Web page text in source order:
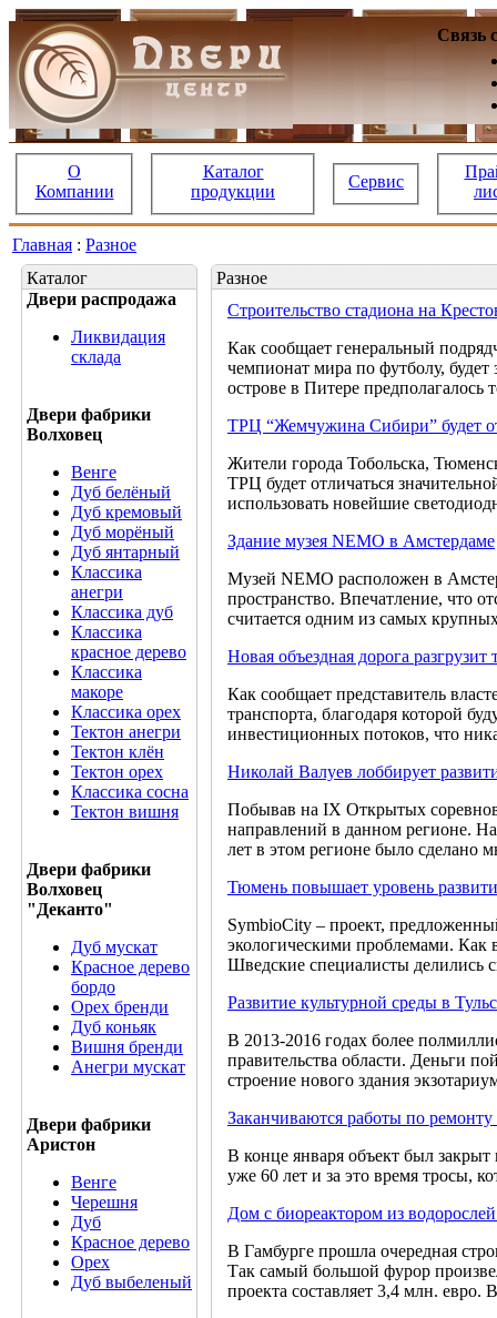
Связь
О
Компании
Каталог
продукции
Сервис
Главная : Разное
Каталог
Двери распродажа
Ликвидация
склада
Двери фабрики
Волховец
Венге
Дуб белёный
Дуб кремовый
Дуб морёный
Дуб янтарный
Классика
анегри
Классика дуб
Классика
красное дерево
Классика
макоре
Классика орех
Тектон анегри
Тектон клён
Тектон орех
Классика сосна
Тектон вишня
Двери фабрики
Волховец
"Деканто"
Дуб мускат
Красное дерево
бордо
Орех бренди
Дуб коньяк
Вишня бренди
Анегри мускат
Двери фабрики
Аристон
Венге
Черешня
Дуб
Красное дерево
Орех
Дуб выбеленый
Разное
Строительство стадиона на
Как сообщает генеральный
чемпионат мира по футболу, будет
острове в Питере предполагалось
ТРЦ “Жемчужина Сибири” будет
Жители города Тобольска,
ТРЦ будет отличаться
использовать новейшие
Здание музея NEMO в Амстердаме
Музей NEMO расположен в
пространство. Впечатление, что
считается одним из самых
Новая объездная дорога
Как сообщает представитель
транспорта, благодаря которой
инвестиционных потоков, что
Николай Валуев лоббирует
Побывав на IX Открытых
направлений в данном регионе.
лет в этом регионе было сделано
Тюмень повышает уровень
SymbioCity – проект,
экологическими проблемами. Как
Шведские специалисты делились
Развитие культурной среды в
В 2013-2016 годах более
правительства области. Деньги
строение нового здания
Заканчиваются работы по
В конце января объект был закрыт
уже 60 лет и за это время тросы,
Дом с биореактором из
В Гамбурге прошла очередная
Так самый большой фурор
проекта составляет 3,4 млн. евро.